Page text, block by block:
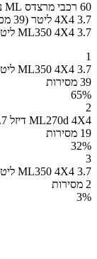
ML350 4X4 3.7 ליטר 7 מושבים (2 מכירות).
1
ML350 4X4 3.7 ליטר
39 מסירות
65%
2
ML270d 4X4 דיזל 2.7 ליטר
19 מסירות
32%
3
ML350 4X4 3.7 ליטר 7 מושבים
2 מסירות
3%